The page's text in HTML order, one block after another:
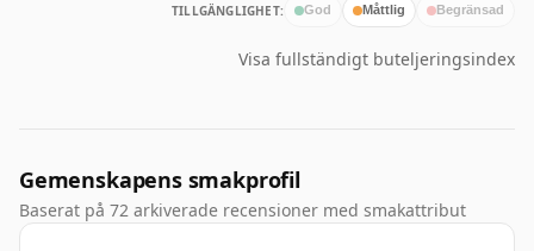
TILLGÄNGLIGHET: God Måttlig Begränsad
Visa fullständigt buteljeringsindex
Gemenskapens smakprofil
Baserat på 72 arkiverade recensioner med smakattribut